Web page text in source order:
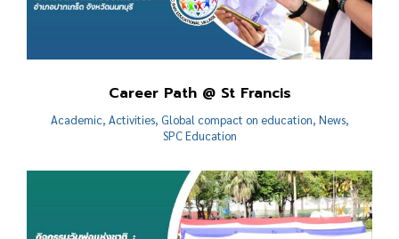
Career Path @ St Francis
Academic, Activities, Global compact on education, News,
SPC Education